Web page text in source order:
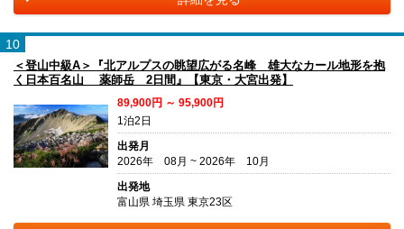
10
＜登山中級A＞『北アルプスの眺望広がる名峰 雄大なカール地形を抱
く日本百名山 薬師岳 2日間』【東京・大宮出発】
89,900円 ～ 95,900円
1泊2日
出発月
2026年 08月 ~ 2026年 10月
出発地
富山県 埼玉県 東京23区